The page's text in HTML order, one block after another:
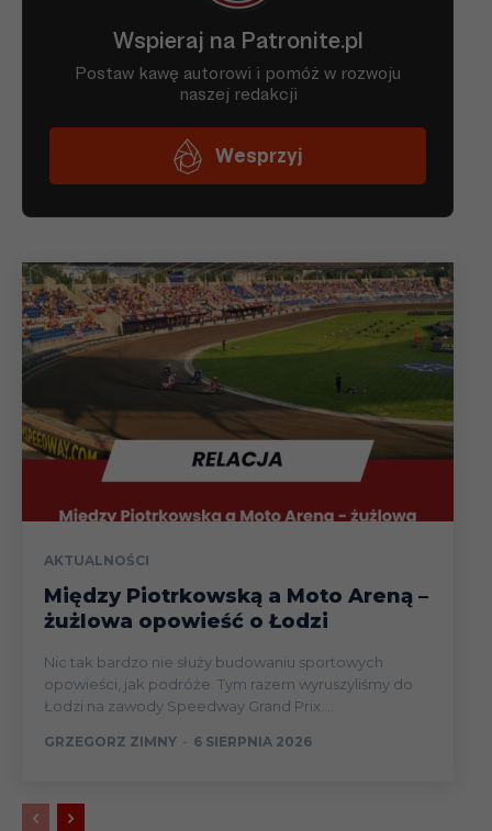
AKTUALNOŚCI
Między Piotrkowską a Moto Areną –
żużlowa opowieść o Łodzi
Nic tak bardzo nie służy budowaniu sportowych
opowieści, jak podróże. Tym razem wyruszyliśmy do
Łodzi na zawody Speedway Grand Prix....
GRZEGORZ ZIMNY - 6 SIERPNIA 2026